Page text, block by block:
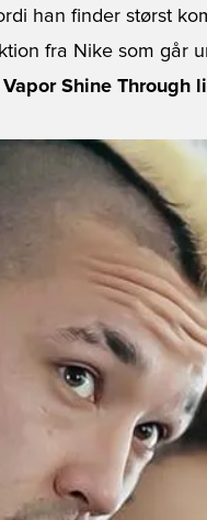
han finder størst
fra Nike som går
Shine Through